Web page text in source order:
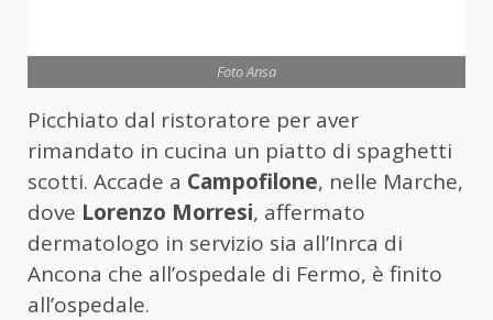
Foto Ansa
Picchiato dal ristoratore per aver
rimandato in cucina un piatto di spaghetti
scotti. Accade a Campofilone, nelle Marche,
dove Lorenzo Morresi, affermato
dermatologo in servizio sia all’Inrca di
Ancona che all’ospedale di Fermo, è finito
all’ospedale.